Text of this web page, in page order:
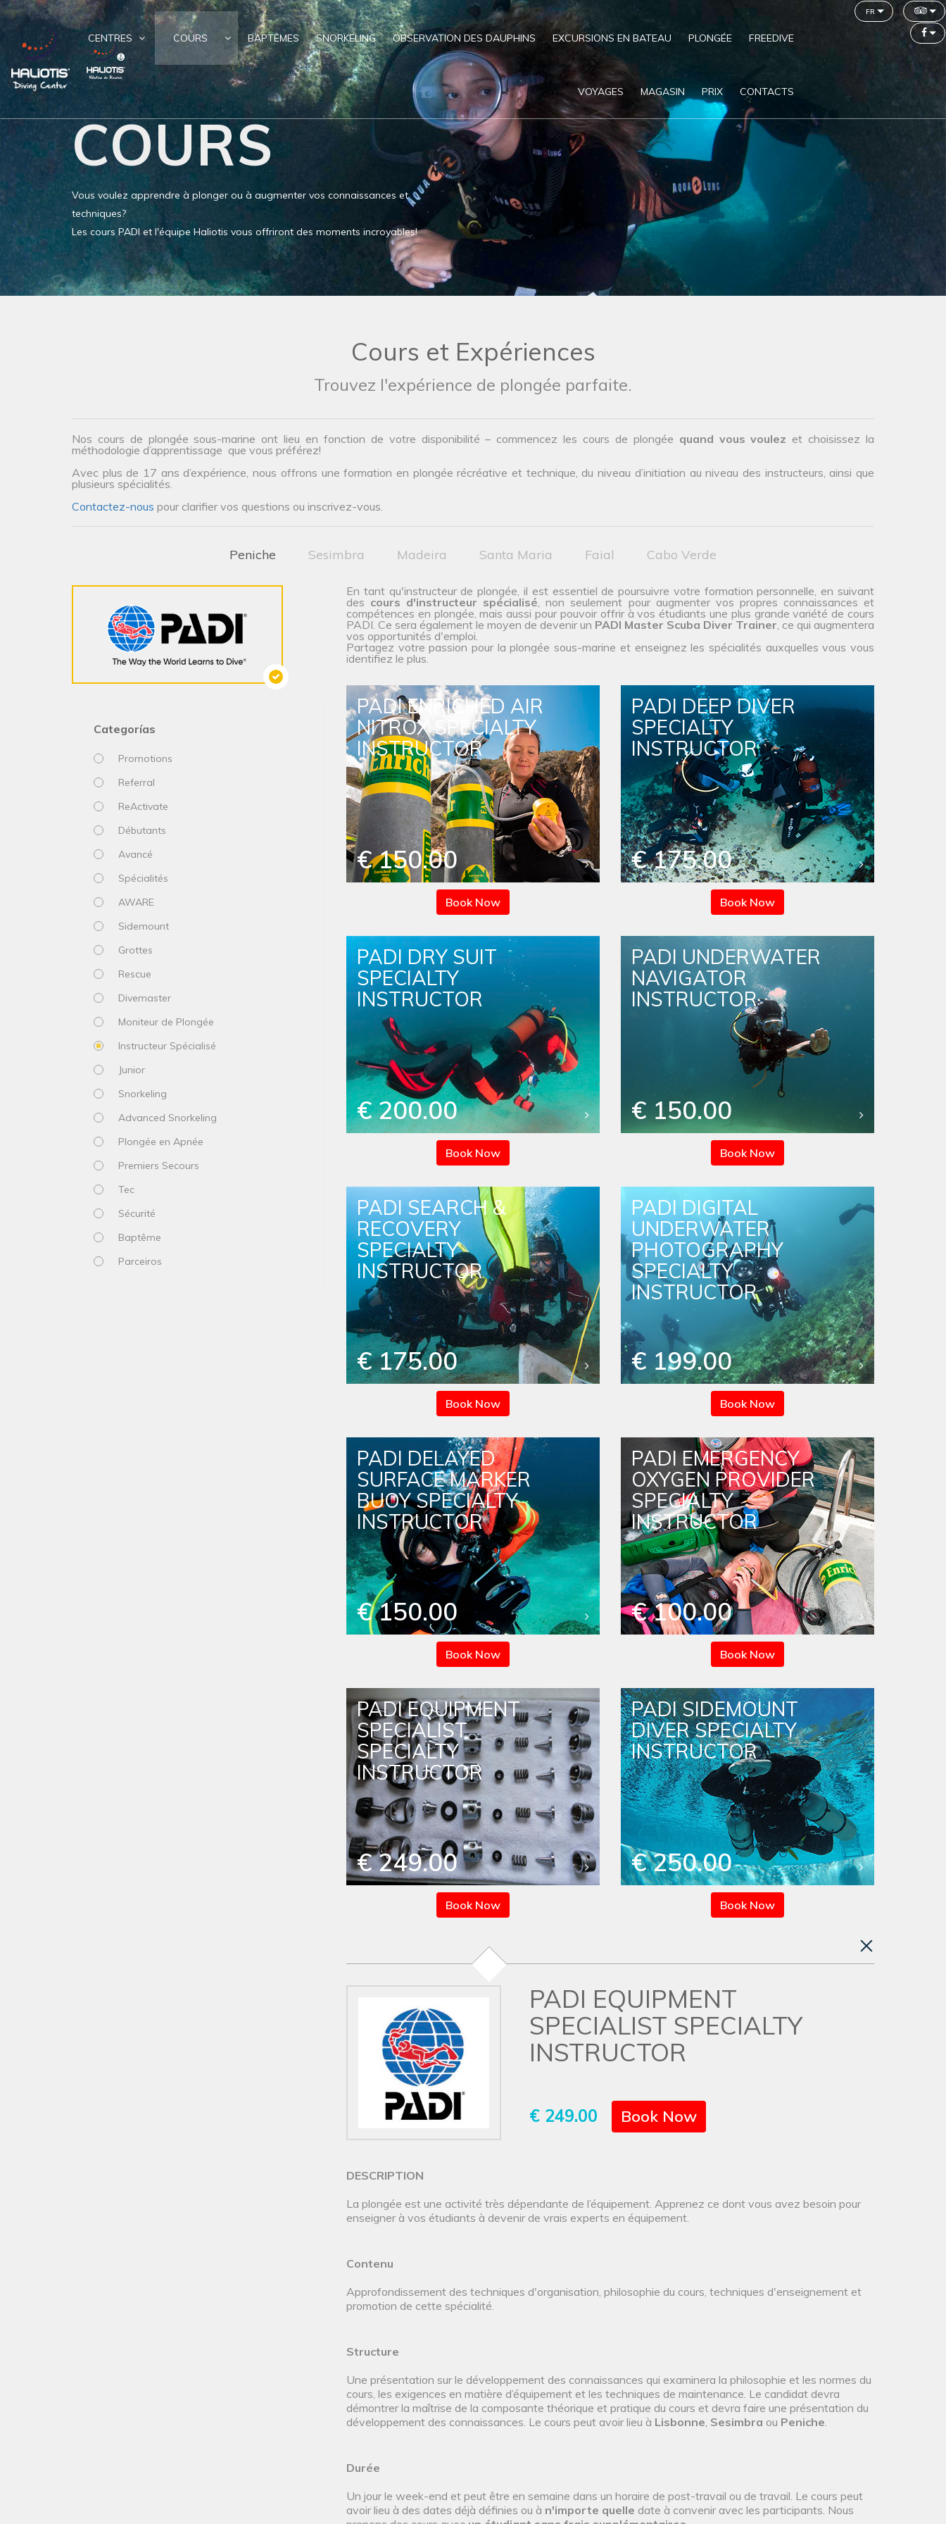
CENTRES COURS BAPTÊMES SNORKELING OBSERVATION DES DAUPHINS EXCURSIONS EN BATEAU PLONGÉE FREEDIVE
VOYAGES MAGASIN PRIX CONTACTS
fr
COURS
Vous voulez apprendre à plonger ou à augmenter vos connaissances et
techniques?
Les cours PADI et l'équipe Haliotis vous offriront des moments incroyables!
Cours et Expériences
Trouvez l'expérience de plongée parfaite.
Nos cours de plongée sous-marine ont lieu en fonction de votre disponibilité – commencez les cours de plongée quand vous voulez et choisissez la
méthodologie d’apprentissage que vous préférez!
Avec plus de 17 ans d’expérience, nous offrons une formation en plongée récréative et technique, du niveau d’initiation au niveau des instructeurs, ainsi que
plusieurs spécialités.
Contactez-nous pour clarifier vos questions ou inscrivez-vous.
Peniche Sesimbra Madeira Santa Maria Faial Cabo Verde
Categorías
Promotions
Referral
ReActivate
Débutants
Avancé
Spécialités
AWARE
Sidemount
Grottes
Rescue
Divemaster
Moniteur de Plongée
Instructeur Spécialisé
Junior
Snorkeling
Advanced Snorkeling
Plongée en Apnée
Premiers Secours
Tec
Sécurité
Baptême
Parceiros
En tant qu'instructeur de plongée, il est essentiel de poursuivre votre formation personnelle, en suivant
des cours d'instructeur spécialisé, non seulement pour augmenter vos propres connaissances et
compétences en plongée, mais aussi pour pouvoir offrir à vos étudiants une plus grande variété de cours
PADI. Ce sera également le moyen de devenir un PADI Master Scuba Diver Trainer, ce qui augmentera
vos opportunités d'emploi.
Partagez votre passion pour la plongée sous-marine et enseignez les spécialités auxquelles vous vous
identifiez le plus.
PADI ENRICHED AIR
NITROX SPECIALTY
INSTRUCTOR
€ 150.00
Book Now
PADI DEEP DIVER
SPECIALTY
INSTRUCTOR
€ 175.00
Book Now
PADI DRY SUIT
SPECIALTY
INSTRUCTOR
€ 200.00
Book Now
PADI UNDERWATER
NAVIGATOR
INSTRUCTOR
€ 150.00
Book Now
PADI SEARCH &
RECOVERY
SPECIALTY
INSTRUCTOR
€ 175.00
Book Now
PADI DIGITAL
UNDERWATER
PHOTOGRAPHY
SPECIALTY
INSTRUCTOR
€ 199.00
Book Now
PADI DELAYED
SURFACE MARKER
BUOY SPECIALTY
INSTRUCTOR
€ 150.00
Book Now
PADI EMERGENCY
OXYGEN PROVIDER
SPECIALTY
INSTRUCTOR
€ 100.00
Book Now
PADI EQUIPMENT
SPECIALIST
SPECIALTY
INSTRUCTOR
€ 249.00
Book Now
PADI SIDEMOUNT
DIVER SPECIALTY
INSTRUCTOR
€ 250.00
Book Now
PADI EQUIPMENT
SPECIALIST SPECIALTY
INSTRUCTOR
€ 249.00 Book Now
DESCRIPTION
La plongée est une activité très dépendante de l’équipement. Apprenez ce dont vous avez besoin pour
enseigner à vos étudiants à devenir de vrais experts en équipement.
Contenu
Approfondissement des techniques d'organisation, philosophie du cours, techniques d'enseignement et
promotion de cette spécialité.
Structure
Une présentation sur le développement des connaissances qui examinera la philosophie et les normes du
cours, les exigences en matière d’équipement et les techniques de maintenance. Le candidat devra
démontrer la maîtrise de la composante théorique et pratique du cours et devra faire une présentation du
développement des connaissances. Le cours peut avoir lieu à Lisbonne, Sesimbra ou Peniche.
Durée
Un jour le week-end et peut être en semaine dans un horaire de post-travail ou de travail. Le cours peut
avoir lieu à des dates déjà définies ou à n'importe quelle date à convenir avec les participants. Nous